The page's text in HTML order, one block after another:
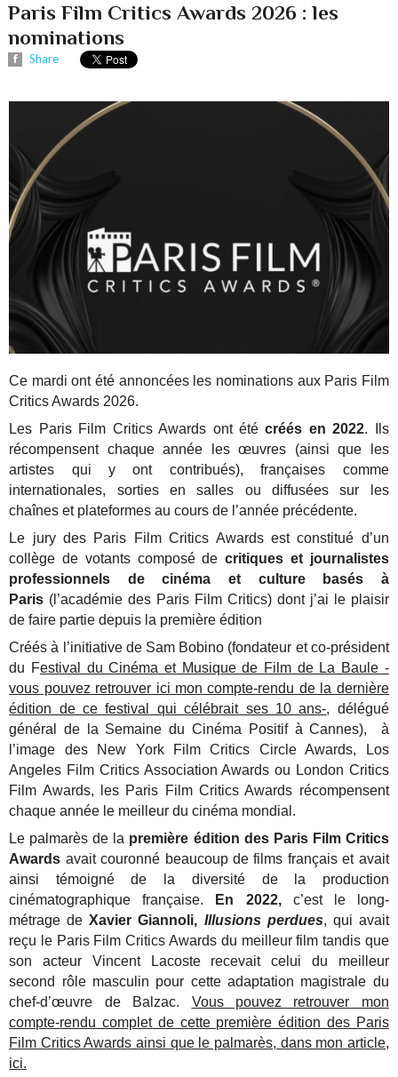
Paris Film Critics Awards 2026 : les
nominations
Share
Ce mardi ont été annoncées les nominations aux Paris Film
Critics Awards 2026.
Les Paris Film Critics Awards ont étécréés en 2022. Ils
récompensent chaque année les œuvres (ainsi que les
artistes qui y ont contribués), françaises comme
internationales, sorties en salles ou diffusées sur les
chaînes et plateformes au cours de l’année précédente.
Le jury des Paris Film Critics Awards est constitué d’un
collège de votants composé de critiques et journalistes
professionnels de cinéma et culture basés à
Paris (l’académie des Paris Film Critics) dont j’ai le plaisir
de faire partie depuis la première édition
Créés à l’initiative de Sam Bobino (fondateur et co-président
du Festival du Cinéma et Musique de Film de La Baule -
vous pouvez retrouver ici mon compte-rendu de la dernière
édition de ce festival
qui célébrait ses 10 ans-, délégué
général de la Semaine du Cinéma Positif à Cannes), à
l’image des New York Film Critics Circle Awards, Los
Angeles Film Critics Association Awards ou London Critics
Film Awards, les Paris Film Critics Awards récompensent
chaque année le meilleur du cinéma mondial.
Le palmarès de la première édition des Paris Film Critics
Awards avait couronné beaucoup de films français et avait
ainsi témoigné de la diversité de la production
cinématographique française.
En 2022, c’est le long-
métrage deXavier Giannoli, Illusions perdues, qui avait
reçu le Paris Film Critics Awards du meilleur film tandis que
son acteur Vincent Lacoste recevait celui du meilleur
second rôle masculin pour cette adaptation magistrale du
chef-d’œuvre de Balzac. Vous pouvez retrouver mon
compte-rendu complet de cette première édition des Paris
Film Critics Awards ainsi que le palmarès, dans mon article,
ici.